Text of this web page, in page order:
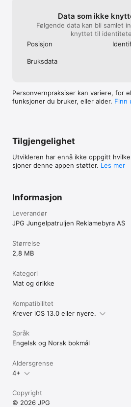
Data som ikke
Følgende data kan bli samlet
knyttet til
Posisjon
Bruksdata
Personvern­praksiser kan variere, for
funksjoner du bruker, eller alder. Finn
Tilgjengelighet
Utvikleren har ennå ikke oppgitt
sjoner denne appen støtter. Les mer
Informasjon
Leverandør
JPG Jungelpatruljen Reklamebyra AS
Størrelse
2,8 MB
Kategori
Mat og drikke
Kompatibilitet
Krever iOS 13.0 eller nyere.
Språk
Engelsk og Norsk bokmål
Aldersgrense
4+
Copyright
© 2026 JPG